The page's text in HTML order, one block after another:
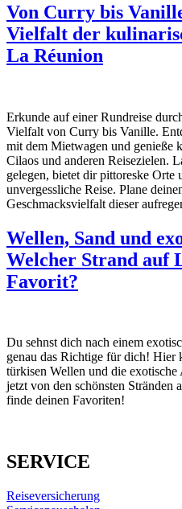
Von Curry bis
Vielfalt der
La Réunion
Erkunde auf einer Rundreise
Vielfalt von Curry bis Vanille.
mit dem Mietwagen und genieße
Cilaos und anderen Reisezielen.
gelegen, bietet dir pittoreske
unvergessliche Reise. Plane
Geschmacksvielfalt dieser
Wellen, Sand und
Welcher Strand auf
Favorit?
Du sehnst dich nach einem
genau das Richtige für dich! Hier
türkisen Wellen und die
jetzt von den schönsten Stränden
finde deinen Favoriten!
SERVICE
Reiseversicherung